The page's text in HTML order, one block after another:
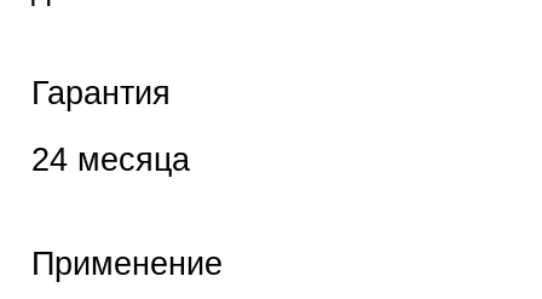
Гарантия
24 месяца
Применение